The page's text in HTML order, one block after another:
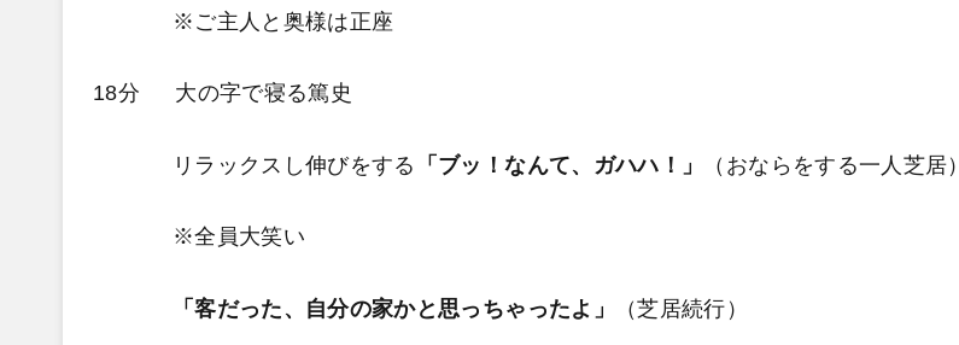
※ご主人と奥様は正座
18分 大の字で寝る篤史
リラックスし伸びをする 「ブッ！なんて、ガハハ！」 （おならをする一人芝居）
※全員大笑い
「客だった、自分の家かと思っちゃったよ」 （芝居続行）